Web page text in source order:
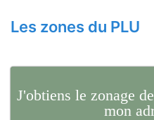
Les zones du PLU
J'obtiens le zonage
mon